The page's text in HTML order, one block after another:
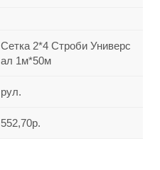
Сетка 2*4 Строби Универс
ал 1м*50м
рул.
552,70р.